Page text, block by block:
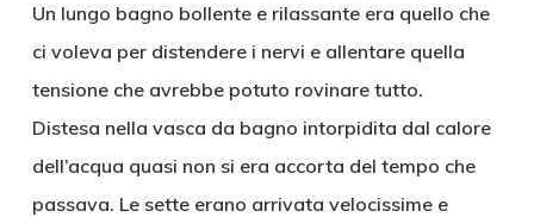
Un lungo bagno bollente e rilassante era quello che
ci voleva per distendere i nervi e allentare quella
tensione che avrebbe potuto rovinare tutto.
Distesa nella vasca da bagno intorpidita dal calore
dell’acqua quasi non si era accorta del tempo che
passava. Le sette erano arrivata velocissime e